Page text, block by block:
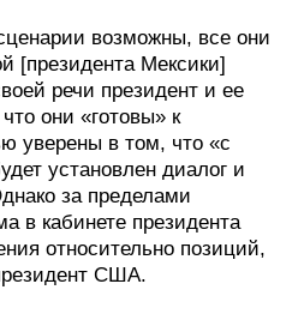
возможны, все они
[президента Мексики]
речи президент и ее
они «готовы» к
уверены в том, что «с
установлен диалог и
за пределами
в кабинете президента
относительно позиций,
США.